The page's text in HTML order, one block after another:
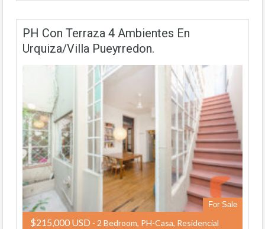
PH Con Terraza 4 Ambientes En
Urquiza/Villa Pueyrredon.
For Sale
$215,000 USD - 2 Bedroom, PH-Casa, Residencial